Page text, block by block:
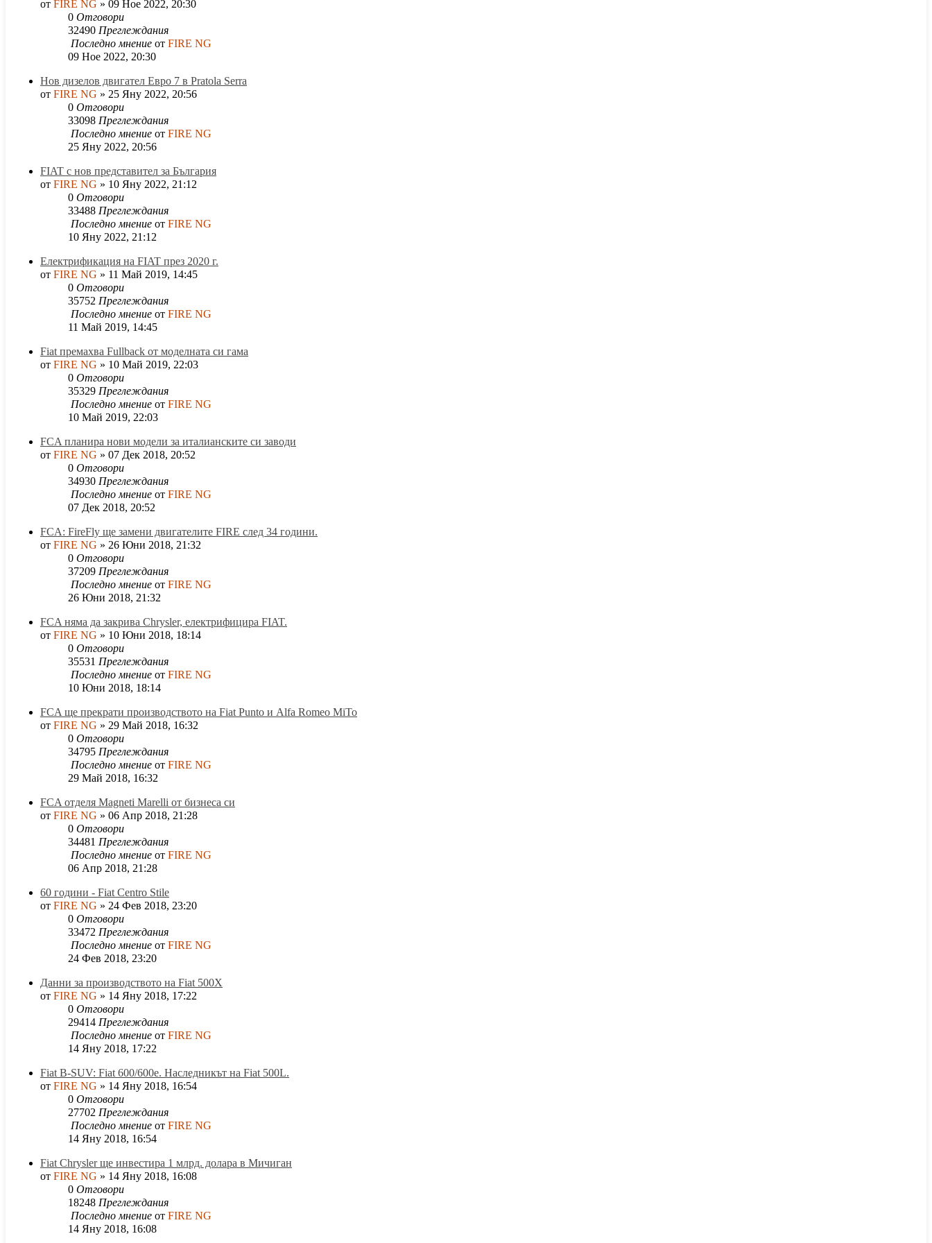
от FIRE NG » 09 Ное 2022, 20:30
0 Отговори
32490 Преглеждания
Последно мнение от FIRE NG
09 Ное 2022, 20:30
Нов дизелов двигател Евро 7 в Pratola Serra
от FIRE NG » 25 Яну 2022, 20:56
0 Отговори
33098 Преглеждания
Последно мнение от FIRE NG
25 Яну 2022, 20:56
FIAT с нов представител за България
от FIRE NG » 10 Яну 2022, 21:12
0 Отговори
33488 Преглеждания
Последно мнение от FIRE NG
10 Яну 2022, 21:12
Електрификация на FIAT през 2020 г.
от FIRE NG » 11 Май 2019, 14:45
0 Отговори
35752 Преглеждания
Последно мнение от FIRE NG
11 Май 2019, 14:45
Fiat премахва Fullback от моделната си гама
от FIRE NG » 10 Май 2019, 22:03
0 Отговори
35329 Преглеждания
Последно мнение от FIRE NG
10 Май 2019, 22:03
FCA планира нови модели за италианските си заводи
от FIRE NG » 07 Дек 2018, 20:52
0 Отговори
34930 Преглеждания
Последно мнение от FIRE NG
07 Дек 2018, 20:52
FCA: FireFly ще замени двигателите FIRE след 34 години.
от FIRE NG » 26 Юни 2018, 21:32
0 Отговори
37209 Преглеждания
Последно мнение от FIRE NG
26 Юни 2018, 21:32
FCA няма да закрива Chrysler, електрифицира FIAT.
от FIRE NG » 10 Юни 2018, 18:14
0 Отговори
35531 Преглеждания
Последно мнение от FIRE NG
10 Юни 2018, 18:14
FCA ще прекрати производството на Fiat Punto и Alfa Romeo MiTo
от FIRE NG » 29 Май 2018, 16:32
0 Отговори
34795 Преглеждания
Последно мнение от FIRE NG
29 Май 2018, 16:32
FCA отделя Маgnеtі Маrеllі от бизнеса си
от FIRE NG » 06 Апр 2018, 21:28
0 Отговори
34481 Преглеждания
Последно мнение от FIRE NG
06 Апр 2018, 21:28
60 години - Fiat Centro Stile
от FIRE NG » 24 Фев 2018, 23:20
0 Отговори
33472 Преглеждания
Последно мнение от FIRE NG
24 Фев 2018, 23:20
Данни за производството на Fiat 500X
от FIRE NG » 14 Яну 2018, 17:22
0 Отговори
29414 Преглеждания
Последно мнение от FIRE NG
14 Яну 2018, 17:22
Fiat B-SUV: Fiat 600/600e. Наследникът на Fiat 500L.
от FIRE NG » 14 Яну 2018, 16:54
0 Отговори
27702 Преглеждания
Последно мнение от FIRE NG
14 Яну 2018, 16:54
Fiat Chrysler ще инвестира 1 млрд. долара в Мичиган
от FIRE NG » 14 Яну 2018, 16:08
0 Отговори
18248 Преглеждания
Последно мнение от FIRE NG
14 Яну 2018, 16:08